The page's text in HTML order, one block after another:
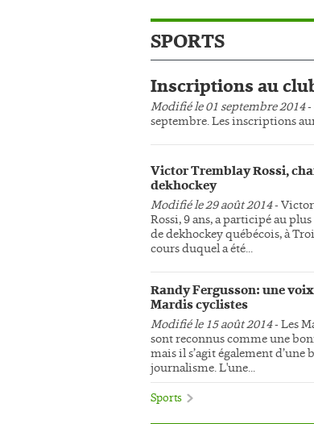
SPORTS
Inscriptions au
Modifié le 01 septembre 2014-
septembre. Les inscriptions
Victor Tremblay Rossi,
dekhockey
Modifié le 29 août 2014-
Rossi, 9 ans, a participé au
de dekhockey québécois, à
cours duquel a été...
Randy Fergusson: une
Mardis cyclistes
Modifié le 15 août 2014- Les
sont reconnus comme une
mais il s’agit également d’une
journalisme. L'une...
Sports